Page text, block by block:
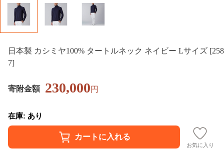
日本製 カシミヤ100% タートルネック ネイビー Lサイズ [258
7]
寄附金額 230,000円
在庫: あり
お気に入り